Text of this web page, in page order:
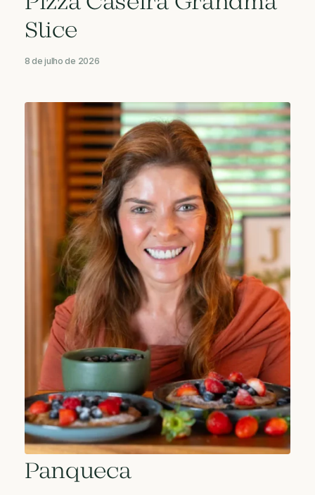
Slice
8 de julho de 2026
Panqueca